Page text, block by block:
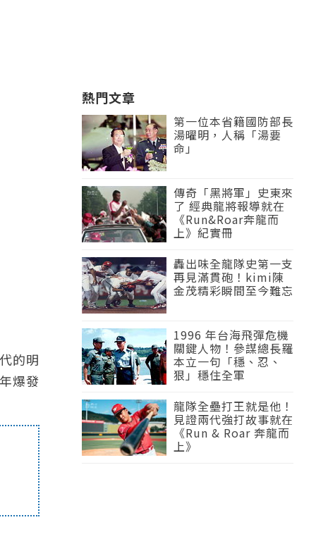
的明
爆發
熱門文章
第一位本省籍國防部長
湯曜明，人稱「湯要
命」
傳奇「黑將軍」史東來
了 經典龍將報導就在
《Run&Roar奔龍而
上》紀實冊
轟出味全龍隊史第一支
再見滿貫砲！kimi陳
金茂精彩瞬間至今難忘
1996 年台海飛彈危機
關鍵人物！參謀總長羅
本立一句「穩、忍、
狠」穩住全軍
龍隊全壘打王就是他！
見證兩代強打故事就在
《Run & Roar 奔龍而
上》